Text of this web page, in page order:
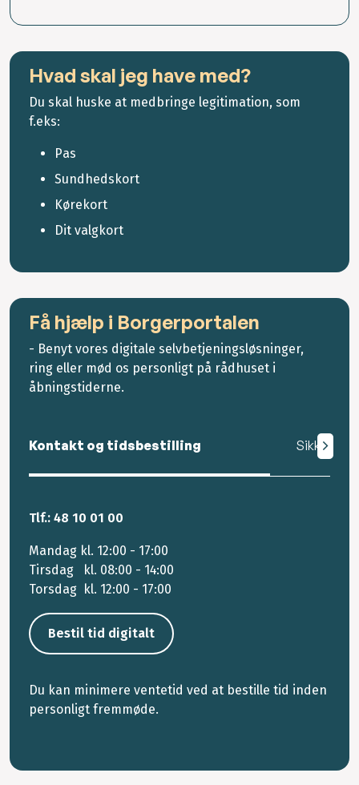
Hvad skal jeg have med?
Du skal huske at medbringe legitimation, som
f.eks:
Pas
Sundhedskort
Kørekort
Dit valgkort
Få hjælp i Borgerportalen
- Benyt vores digitale selvbetjeningsløsninger,
ring eller mød os personligt på rådhuset i
åbningstiderne.
Kontakt og tidsbestilling Sikker mail
Tlf.: 48 10 01 00
Mandag kl. 12:00 - 17:00
Tirsdag kl. 08:00 - 14:00
Torsdag kl. 12:00 - 17:00
Bestil tid digitalt
Du kan minimere ventetid ved at bestille tid inden
personligt fremmøde.